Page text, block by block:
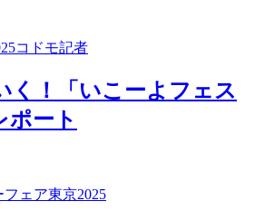
く！「いこーよフェス
ポート